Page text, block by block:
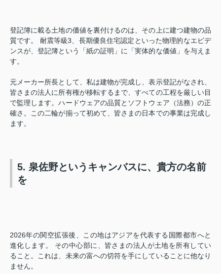
登記簿に載る土地の価値を裏付けるのは、その上に建つ建物の品
質です。 耐震等級3、長期優良住宅認定といった物理的なエビデ
ンスが、登記簿という「紙の証明」に「実体的な価値」を与えま
す。
元メーカー所長として、私は建物が完成し、表示登記がなされ、
皆さまの法人に所有権が移転するまで、すべての工程を厳しい目
で監理します。ハードウェアの品質とソフトウェア（法務）の正
確さ。この二輪が揃って初めて、皆さまの日本での事業は完成し
ます。
5. 泉佐野というキャンバスに、貴方の名前
を
2026年の関空拡張後、この地はアジアを代表する国際都市へと
進化します。 その中心部に、皆さまの法人が土地を所有してい
ること。これは、未来の富への切符を手にしていることに他なり
ません。